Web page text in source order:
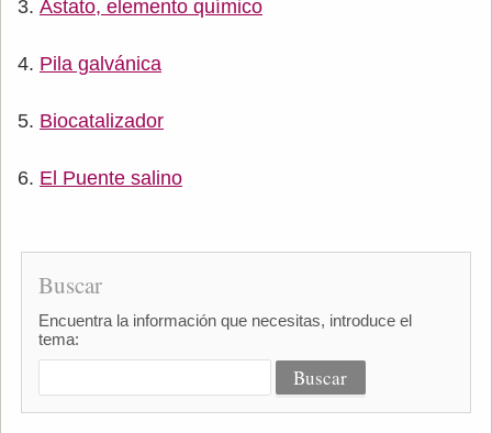
Ástato, elemento químico
Pila galvánica
Biocatalizador
El Puente salino
Buscar
Encuentra la información que necesitas, introduce el
tema: